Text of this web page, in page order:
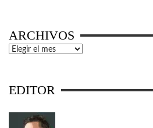
ARCHIVOS
Archivos
EDITOR